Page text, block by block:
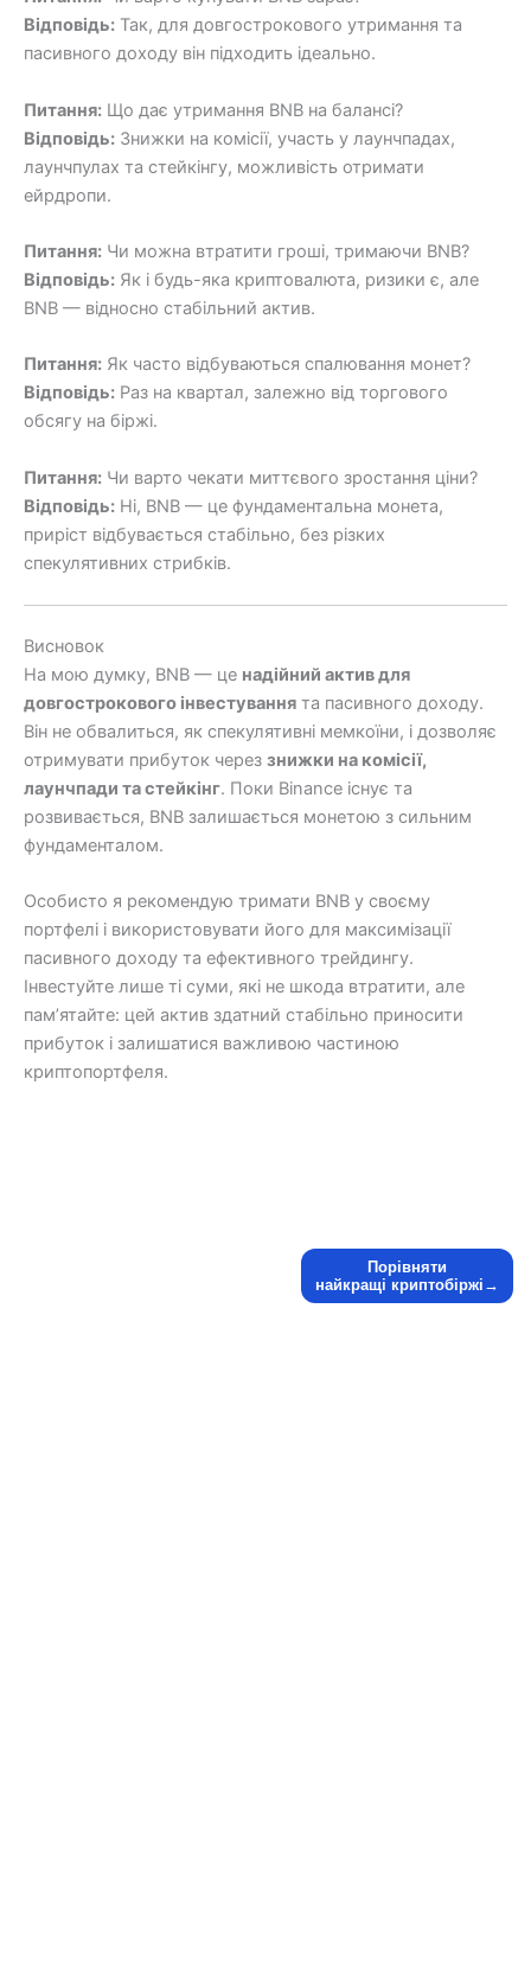
Відповідь: Так, для довгострокового утримання та
пасивного доходу він підходить ідеально.
Питання: Що дає утримання BNB на балансі?
Відповідь: Знижки на комісії, участь у лаунчпадах,
лаунчпулах та стейкінгу, можливість отримати
ейрдропи.
Питання: Чи можна втратити гроші, тримаючи BNB?
Відповідь: Як і будь-яка криптовалюта, ризики є, але
BNB — відносно стабільний актив.
Питання: Як часто відбуваються спалювання монет?
Відповідь: Раз на квартал, залежно від торгового
обсягу на біржі.
Питання: Чи варто чекати миттєвого зростання ціни?
Відповідь: Ні, BNB — це фундаментальна монета,
приріст відбувається стабільно, без різких
спекулятивних стрибків.
Висновок
На мою думку, BNB — це надійний актив для
довгострокового інвестування та пасивного доходу.
Він не обвалиться, як спекулятивні мемкоїни, і дозволяє
отримувати прибуток через знижки на комісії,
лаунчпади та стейкінг. Поки Binance існує та
розвивається, BNB залишається монетою з сильним
фундаменталом.
Особисто я рекомендую тримати BNB у своєму
портфелі і використовувати його для максимізації
пасивного доходу та ефективного трейдингу.
Інвестуйте лише ті суми, які не шкода втратити, але
пам’ятайте: цей актив здатний стабільно приносити
прибуток і залишатися важливою частиною
криптопортфеля.
Порівняти
найкращі криптобіржі→